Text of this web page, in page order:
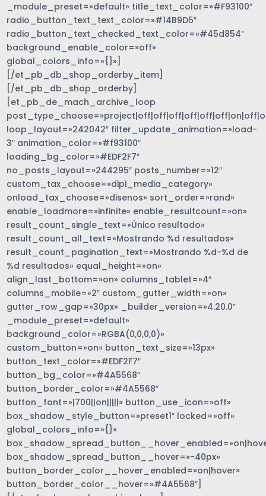
_module_preset=»default» title_text_color=»#F93100″
radio_button_text_text_color=»#14B9D5″
radio_button_text_checked_text_color=»#45d854″
background_enable_color=»off»
global_colors_info=»{}»]
[/et_pb_db_shop_orderby_item]
[/et_pb_db_shop_orderby]
[et_pb_de_mach_archive_loop
loop_layout=»242042″ filter_update_animation=»load-
3″ animation_color=»#f93100″
loading_bg_color=»#EDF2F7″
no_posts_layout=»244295″ posts_number=»12″
custom_tax_choose=»dipi_media_category»
onload_tax_choose=»disenos» sort_order=»rand»
enable_loadmore=»infinite» enable_resultcount=»on»
result_count_single_text=»Único resultado»
result_count_all_text=»Mostrando %d resultados»
result_count_pagination_text=»Mostrando %d-%d de
%d resultados» equal_height=»on»
align_last_bottom=»on» columns_tablet=»4″
columns_mobile=»2″ custom_gutter_width=»on»
gutter_row_gap=»30px» _builder_version=»4.20.0″
_module_preset=»default»
background_color=»RGBA(0,0,0,0)»
custom_button=»on» button_text_size=»13px»
button_text_color=»#EDF2F7″
button_bg_color=»#4A5568″
button_border_color=»#4A5568″
button_font=»|700||on|||||» button_use_icon=»off»
box_shadow_style_button=»preset1″ locked=»off»
global_colors_info=»{}»
box_shadow_spread_button__hover=»-40px»
button_border_color__hover_enabled=»on|hover»
button_border_color__hover=»#4A5568″]